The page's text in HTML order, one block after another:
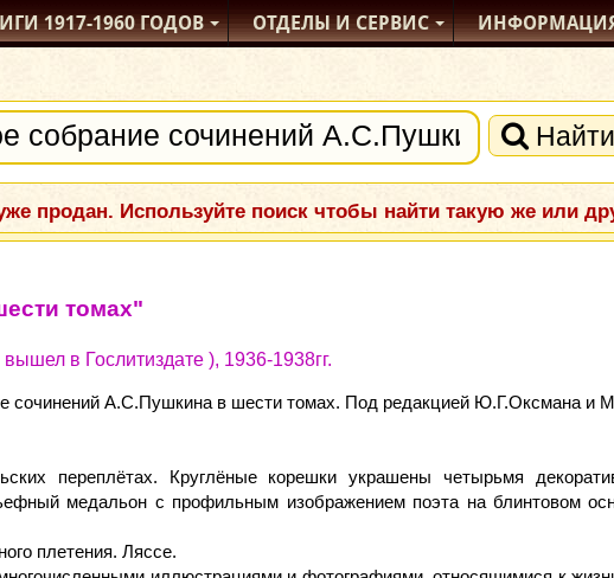
1917-1960ГОДОВ ОТДЕЛЫИ СЕРВИС
Найти
продан. Используйте поиск чтобы найти такую же или
томах"
в Гослитиздате ), 1936-1938гг.
сочинений А.С.Пушкина в шести томах. Под редакцией Ю.Г.Оксмана и
переплётах. Круглёные корешки украшены четырьмя
медальон с профильным изображением поэта на блинтовом
плетения. Ляссе.